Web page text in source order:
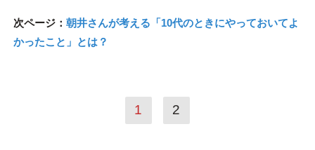
次ページ： 朝井さんが考える「10代のときにやっておいてよ
かったこと」とは？
1 2